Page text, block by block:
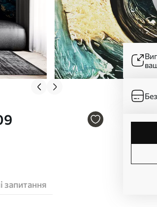
запитання